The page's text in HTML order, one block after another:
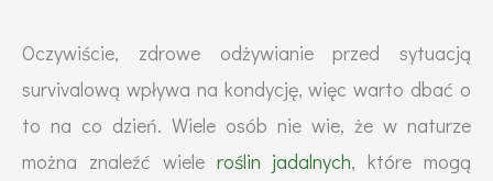
Oczywiście, zdrowe odżywianie przed sytuacją
survivalową wpływa na kondycję, więc warto dbać o
to na co dzień. Wiele osób nie wie, że w naturze
można znaleźć wiele roślin jadalnych, które mogą